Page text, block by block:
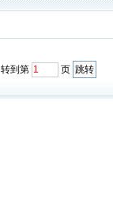
转到第 页